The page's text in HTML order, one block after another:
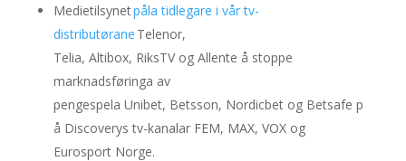
Medietilsynetpåla tidlegare i vår tv-
distributørane Telenor,
Telia, Altibox, RiksTV og Allente å stoppe
marknadsføringa av
pengespela Unibet, Betsson, Nordicbet og Betsafe p
å Discoverys tv-kanalar FEM, MAX, VOX og
Eurosport Norge.